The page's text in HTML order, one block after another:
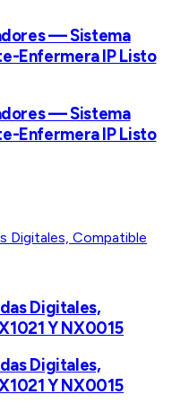
— Sistema
Enfermera IP Listo
— Sistema
Enfermera IP Listo
Digitales,
Y NX0015
Digitales,
Y NX0015